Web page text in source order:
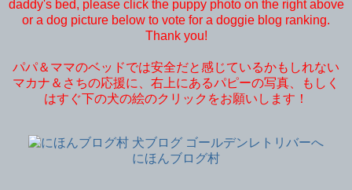
daddy's bed, please click the puppy photo on the right above
or a dog picture below to vote for a doggie blog ranking.
Thank you!
パパ＆ママのベッドでは安全だと感じているかもしれない
マカナ＆さちの応援に、右上にあるパピーの写真、もしく
はすぐ下の犬の絵のクリックをお願いします！
にほんブログ村